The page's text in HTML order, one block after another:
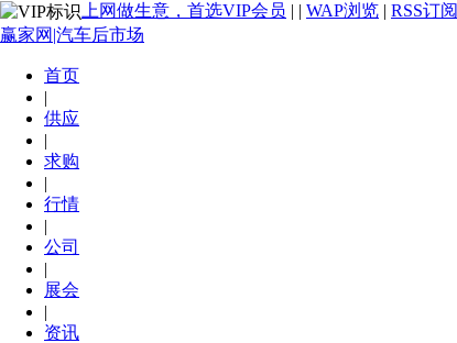
上网做生意，首选VIP会员 | | WAP浏览 | RSS订阅
赢家网|汽车后市场
首页
|
供应
|
求购
|
行情
|
公司
|
展会
|
资讯